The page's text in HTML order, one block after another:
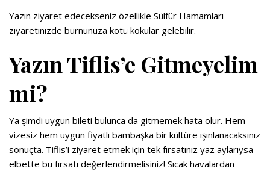
Yazın ziyaret edecekseniz özellikle Sülfür Hamamları
ziyaretinizde burnunuza kötü kokular gelebilir.
Yazın Tiflis’e Gitmeyelim
mi?
Ya şimdi uygun bileti bulunca da gitmemek hata olur. Hem
vizesiz hem uygun fiyatlı bambaşka bir kültüre ışınlanacaksınız
sonuçta. Tiflis’i ziyaret etmek için tek fırsatınız yaz aylarıysa
elbette bu fırsatı değerlendirmelisiniz! Sıcak havalardan